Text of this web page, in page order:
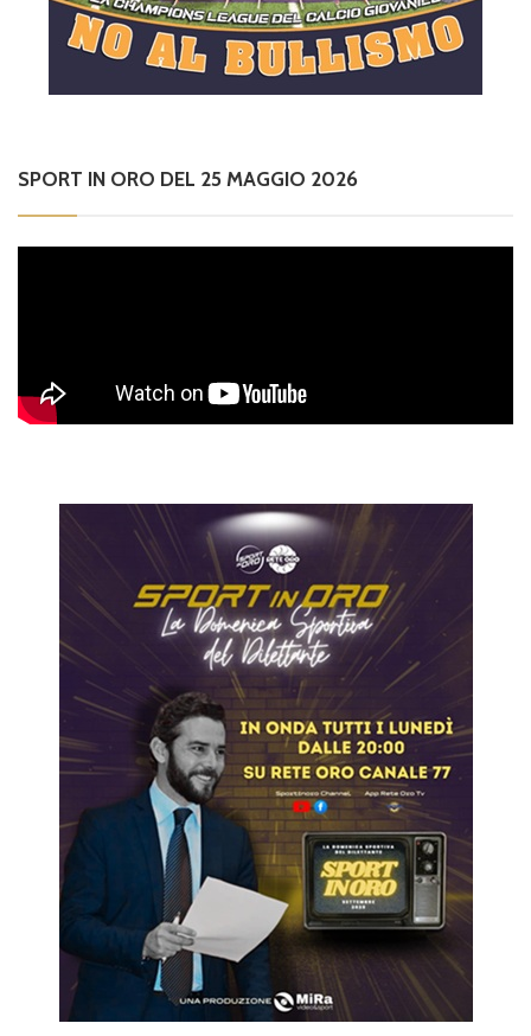
SPORT IN ORO DEL 25 MAGGIO 2026